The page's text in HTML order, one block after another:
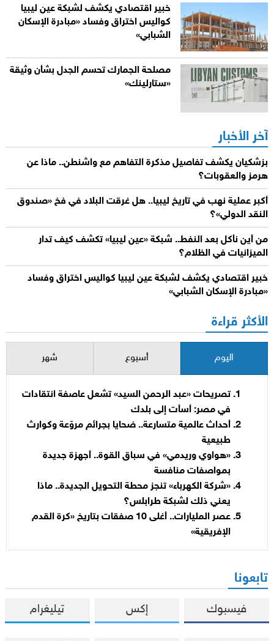
خبير اقتصادي يكشف لشبكة عين ليبيا
كواليس اختراق وفساد «مبادرة الإسكان
الشبابي»
مصلحة الجمارك تحسم الجدل بشأن وثيقة
«ستارلينك»
آخر الأخبار
بزشكيان يكشف تفاصيل مذكرة التفاهم مع واشنطن.. ماذا عن
هرمز والعقوبات؟
أكبر عملية نهب في تاريخ ليبيا.. هل غرقت البلاد في فخ «صندوق
النقد الدولي»؟
من أين نأكل بعد النفط.. شبكة «عين ليبيا» تكشف كيف تدار
الميزانيات في الظلام؟
خبير اقتصادي يكشف لشبكة عين ليبيا كواليس اختراق وفساد
«مبادرة الإسكان الشبابي»
الأكثر قراءة
اليوم أسبوع شهر
تصريحات «عبد الرحمن السيد» تشعل عاصفة انتقادات
في مصر: أسأت إلى بلدك
أحداث عالمية متسارعة.. ضحايا بجرائم مروّعة وكوارث
طبيعية
«هواوي وريدمي» في سباق القوة.. أجهزة جديدة
بمواصفات منافسة
«شركة الكهرباء» تنجز محطة التحويل الجديدة.. ماذا
يعني ذلك لشبكة طرابلس؟
عصر المليارات.. أغلى 10 صفقات بتاريخ «كرة القدم
الإفريقية»
تابعونا
فيسبوك إكس تيليغرام